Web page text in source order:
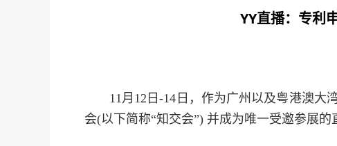
YY直播：专利
11月12日-14日，作为广州以及粤港澳大
会(以下简称“知交会”) 并成为唯一受邀参展的